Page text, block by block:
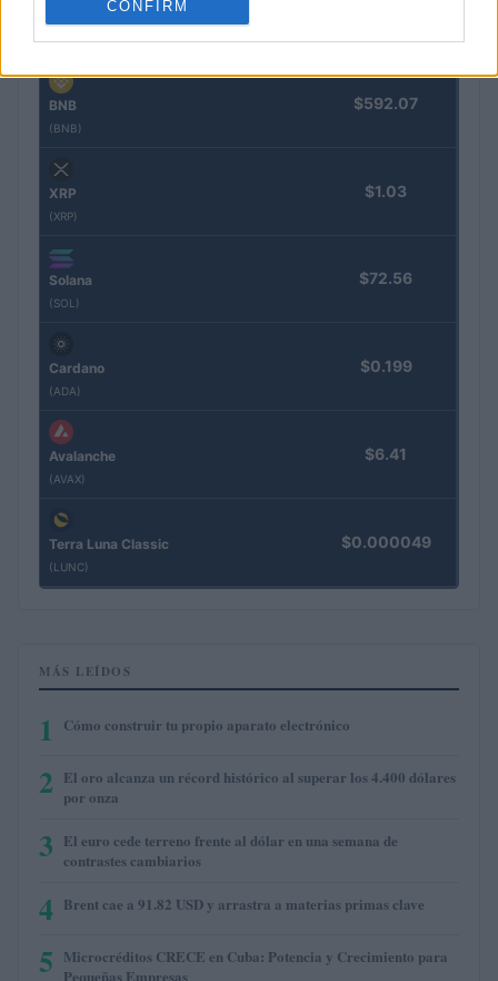
CONFIRM
(ETH)
BNB
(BNB)
$592.07
XRP
(XRP)
$1.03
Solana
(SOL)
$72.56
Cardano
(ADA)
$0.199
Avalanche
(AVAX)
$6.41
Terra Luna Classic
(LUNC)
$0.000049
MÁS LEÍDOS
1 Cómo construir tu propio aparato electrónico
2 El oro alcanza un récord histórico al superar los 4.400 dólares
por onza
3 El euro cede terreno frente al dólar en una semana de
contrastes cambiarios
4 Brent cae a 91.82 USD y arrastra a materias primas clave
5 Microcréditos CRECE en Cuba: Potencia y Crecimiento para
Pequeñas Empresas